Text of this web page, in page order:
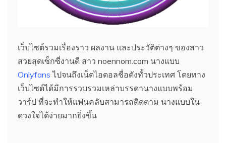
เว็บไซต์รวมเรื่องราว ผลงาน และประวัติต่างๆ ของสาว
สวยสุดเซ็กซี่งานดี สาว noennom.com นางแบบ
Onlyfans ไปจนถึงเน็ตไอดอลชื่อดังทั้วประเทศ โดยทาง
เว็บไซต์ได้มีการรวบรวมเหล่าบรรดานางแบบพร้อม
วาร์ป ที่จะทำให้แฟนคลับสามารถติดตาม นางแบบใน
ดวงใจได้ง่ายมากยิ่งขึ้น